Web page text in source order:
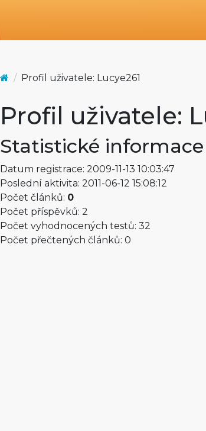
Profil uživatele: Lucye261
Profil uživatele:
Statistické informace
Datum registrace: 2009-11-13 10:03:47
Poslední aktivita: 2011-06-12 15:08:12
Počet článků: 0
Počet příspěvků: 2
Počet vyhodnocených testů: 32
Počet přečtených článků: 0